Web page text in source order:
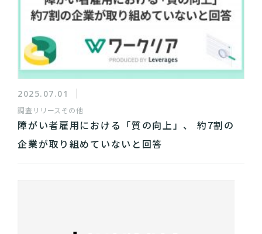
2025.07.01
調査リリース その他
障がい者雇用における「質の向上」、 約7割の
企業が取り組めていないと回答